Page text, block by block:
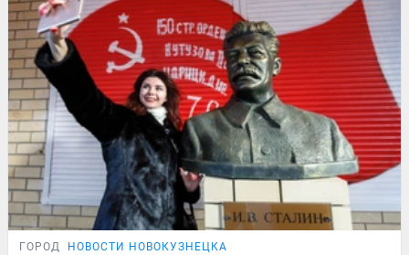
ГОРОД НОВОСТИ НОВОКУЗНЕЦКА